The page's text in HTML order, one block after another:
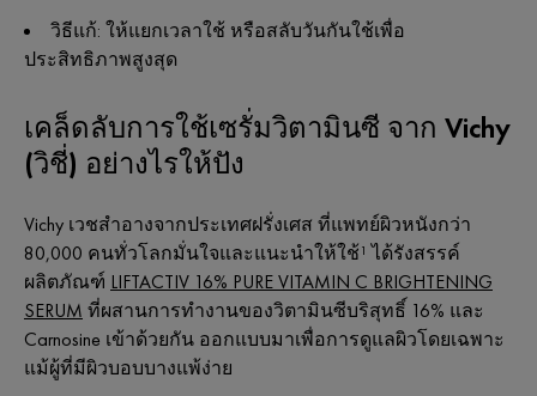
วิธีแก้: ให้แยกเวลาใช้ หรือสลับวันกันใช้เพื่อ
ประสิทธิภาพสูงสุด
เคล็ดลับการใช้เซรั่มวิตามินซี จาก Vichy
(วิชี่) อย่างไรให้ปัง
Vichy เวชสำอางจากประเทศฝรั่งเศส ที่แพทย์ผิวหนังกว่า
80,000 คนทั่วโลกมั่นใจและแนะนำให้ใช้¹ ได้รังสรรค์
ผลิตภัณฑ์ LIFTACTIV 16% PURE VITAMIN C BRIGHTENING
SERUM ที่ผสานการทำงานของวิตามินซีบริสุทธิ์ 16% และ
Carnosine เข้าด้วยกัน ออกแบบมาเพื่อการดูแลผิวโดยเฉพาะ
แม้ผู้ที่มีผิวบอบบางแพ้ง่าย